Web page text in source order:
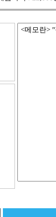
<메모란>